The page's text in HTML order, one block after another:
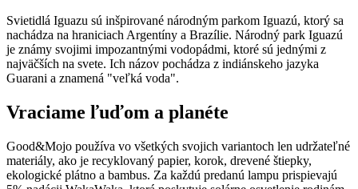
Svietidlá Iguazu sú inšpirované národným parkom Iguazú, ktorý sa
nachádza na hraniciach Argentíny a Brazílie. Národný park Iguazú
je známy svojimi impozantnými vodopádmi, ktoré sú jednými z
najväčších na svete. Ich názov pochádza z indiánskeho jazyka
Guarani a znamená "veľká voda".
Vraciame ľuďom a planéte
Good&Mojo používa vo všetkých svojich variantoch len udržateľné
materiály, ako je recyklovaný papier, korok, drevené štiepky,
ekologické plátno a bambus. Za každú predanú lampu prispievajú